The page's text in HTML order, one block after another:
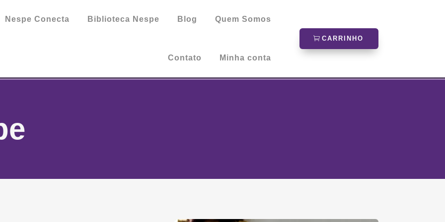
Nespe Conecta Biblioteca Nespe Blog Quem Somos
Contato Minha conta
CARRINHO